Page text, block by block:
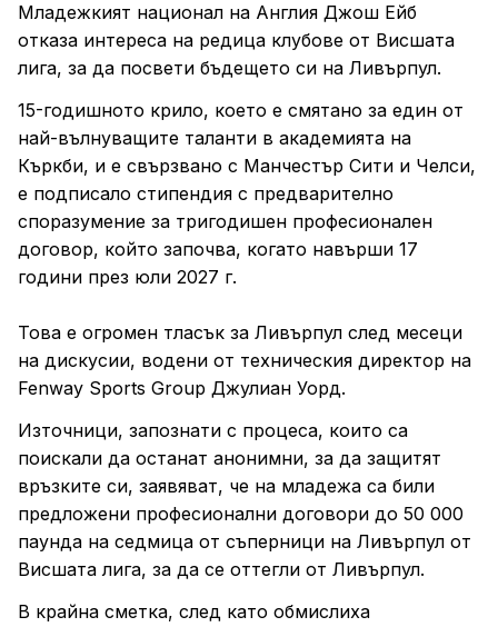
Младежкият национал на Англия Джош Ейб
отказа интереса на редица клубове от Висшата
лига, за да посвети бъдещето си на Ливърпул.
15-годишното крило, което е смятано за един от
най-вълнуващите таланти в академията на
Къркби, и е свързвано с Манчестър Сити и Челси,
е подписало стипендия с предварително
споразумение за тригодишен професионален
договор, който започва, когато навърши 17
години през юли 2027 г.
Това е огромен тласък за Ливърпул след месеци
на дискусии, водени от техническия директор на
Fenway Sports Group Джулиан Уорд.
Източници, запознати с процеса, които са
поискали да останат анонимни, за да защитят
връзките си, заявяват, че на младежа са били
предложени професионални договори до 50 000
паунда на седмица от съперници на Ливърпул от
Висшата лига, за да се оттегли от Ливърпул.
В крайна сметка, след като обмислиха